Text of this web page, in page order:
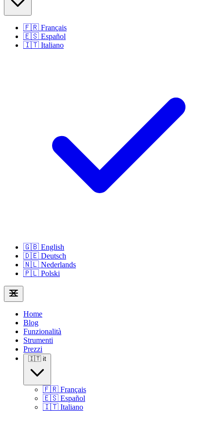
🇫🇷 Français
🇪🇸 Español
🇮🇹 Italiano
🇬🇧 English
🇩🇪 Deutsch
🇳🇱 Nederlands
🇵🇱 Polski
Home
Blog
Funzionalità
Strumenti
Prezzi
🇮🇹 it
🇫🇷 Français
🇪🇸 Español
🇮🇹 Italiano